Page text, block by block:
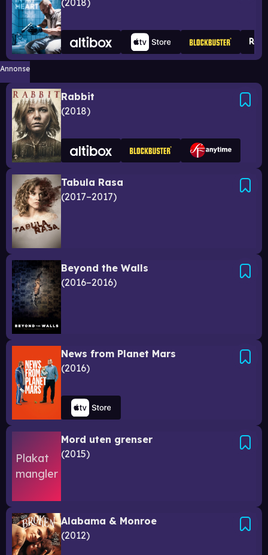
2018
Annonse
Rabbit
2018
Tabula Rasa
2017–2017
Beyond the Walls
2016–2016
News from Planet Mars
2016
Mord uten grenser
2015
Alabama & Monroe
2012